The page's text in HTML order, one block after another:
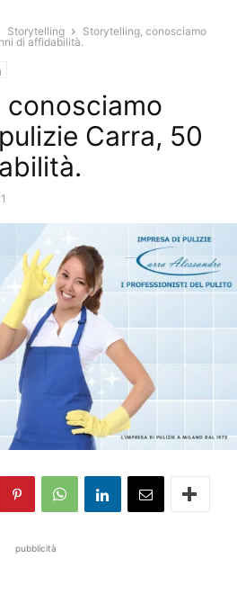
Storytelling
Storytelling, conosciamo
di affidabilità.
Carra, 50
pubblicità